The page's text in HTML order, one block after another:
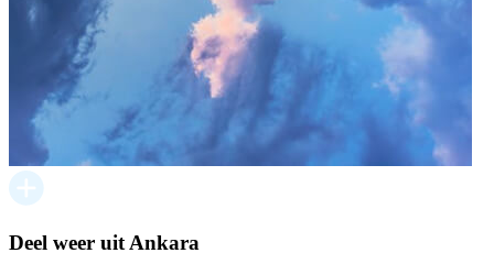
Deel weer uit Ankara